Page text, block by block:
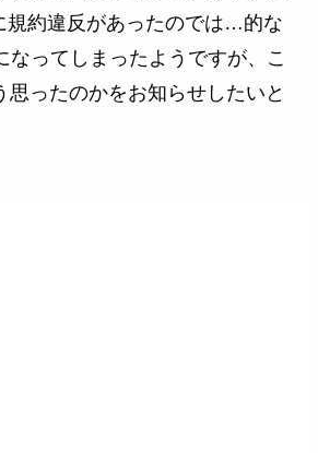
規約違反があったのでは…的な
なってしまったようですが、こ
思ったのかをお知らせしたいと